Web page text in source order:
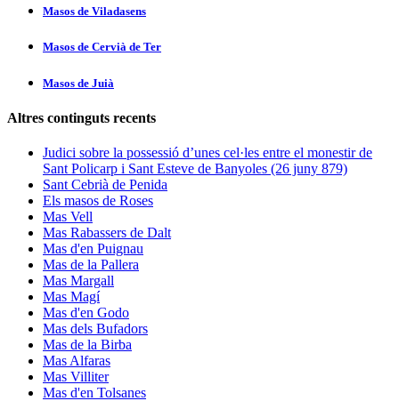
Masos de Viladasens
Masos de Cervià de Ter
Masos de Juià
Altres continguts recents
Judici sobre la possessió d’unes cel·les entre el monestir de
Sant Policarp i Sant Esteve de Banyoles (26 juny 879)
Sant Cebrià de Penida
Els masos de Roses
Mas Vell
Mas Rabassers de Dalt
Mas d'en Puignau
Mas de la Pallera
Mas Margall
Mas Magí
Mas d'en Godo
Mas dels Bufadors
Mas de la Birba
Mas Alfaras
Mas Villiter
Mas d'en Tolsanes